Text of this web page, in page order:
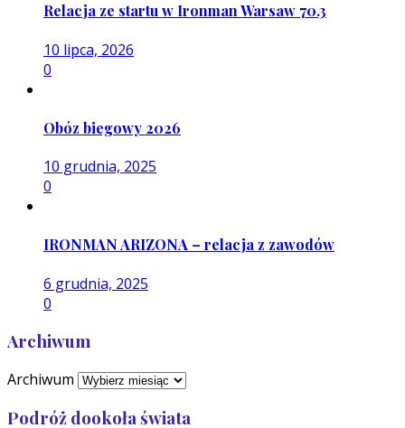
Relacja ze startu w Ironman Warsaw 70.3
10 lipca, 2026
0
Obóz biegowy 2026
10 grudnia, 2025
0
IRONMAN ARIZONA – relacja z zawodów
6 grudnia, 2025
0
Archiwum
Archiwum
Podróż dookoła świata